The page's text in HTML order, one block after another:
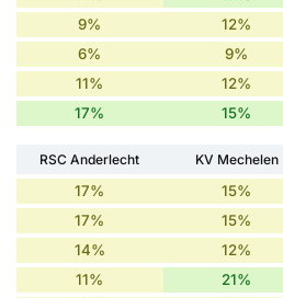
12%
9%
9%
6%
12%
11%
15%
17%
KV Mechelen
RSC Anderlecht
15%
17%
15%
17%
12%
14%
21%
11%